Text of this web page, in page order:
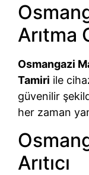
Arıtma
Osmangazi
Tamiri ile
güvenilir
her zaman
Arıtıcı